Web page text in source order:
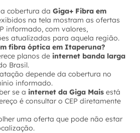
a cobertura daGiga+ Fibra em
na tela mostram as ofertas
informado, com valores,
atualizadas para aquela região.
fibra óptica em Itaperuna?
planos de internet banda larga
Brasil.
depende da cobertura no
informado.
se a internet da Giga Mais está
é consultar o CEP diretamente
uma oferta que pode não estar